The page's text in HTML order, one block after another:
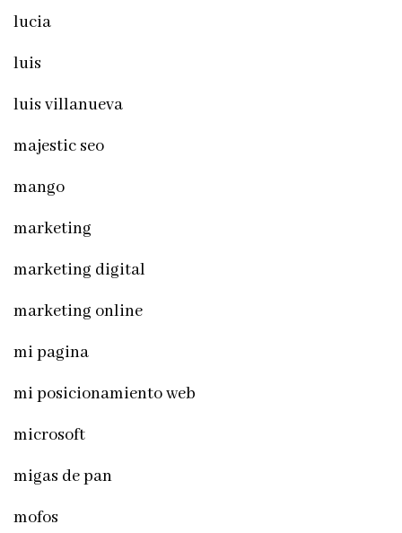
lucia
luis
luis villanueva
majestic seo
mango
marketing
marketing digital
marketing online
mi pagina
mi posicionamiento web
microsoft
migas de pan
mofos